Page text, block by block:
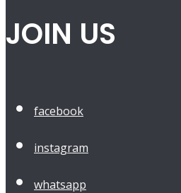
JOIN US
facebook
instagram
whatsapp